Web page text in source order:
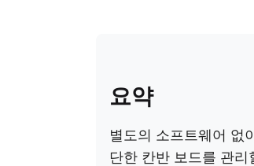
요약
별도의 소프트웨어 없
단한 칸반 보드를 관리